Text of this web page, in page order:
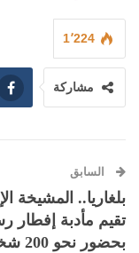
1٬224
مشاركة
السابق
بلغاريا.. المشيخة
تقيم مأدبة إفطار
بحضور